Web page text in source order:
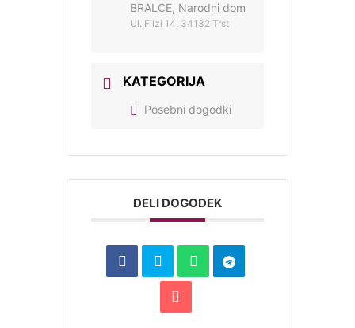
BRALCE, Narodni dom
Ul. Filzi 14, 34132 Trst
KATEGORIJA
Posebni dogodki
DELI DOGODEK